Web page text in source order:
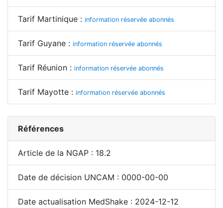
Tarif Martinique : information réservée abonnés
Tarif Guyane : information réservée abonnés
Tarif Réunion : information réservée abonnés
Tarif Mayotte : information réservée abonnés
Références
Article de la NGAP : 18.2
Date de décision UNCAM : 0000-00-00
Date actualisation MedShake : 2024-12-12